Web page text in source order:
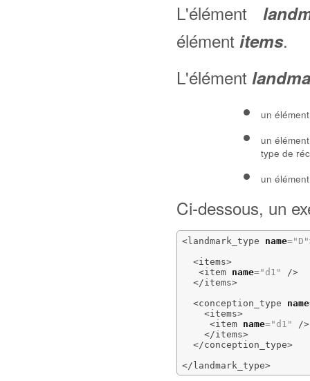
L'élément
élément items.
L'élément
un
un
type de
un
Ci-dessous, un
<landmark_type name="D"
<items>
<item
name="d1"
/>
</items>
<conception_type
name
<items>
<item
name="d1"
/>
</items>
</conception_type>
</landmark_type>